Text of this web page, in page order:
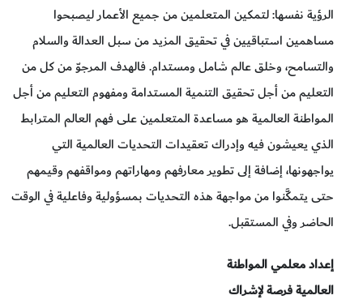
الرؤية نفسها: لتمكين المتعلمين من جميع الأعمار ليصبحوا
مساهمين استباقيين في تحقيق المزيد من سبل العدالة والسلام
والتسامح، وخلق عالم شامل ومستدام. فالهدف المرجوّ من كل من
التعليم من أجل تحقيق التنمية المستدامة ومفهوم التعليم من أجل
المواطنة العالمية هو مساعدة المتعلمين على فهم العالم المترابط
الذي يعيشون فيه وإدراك تعقيدات التحديات العالمية التي
يواجهونها، إضافة إلى تطوير معارفهم ومهاراتهم ومواقفهم وقيمهم
حتى يتمكَّنوا من مواجهة هذه التحديات بمسؤولية وفاعلية في الوقت
الحاضر وفي المستقبل.
إعداد معلمي المواطنة
العالمية فرصة لإشراك